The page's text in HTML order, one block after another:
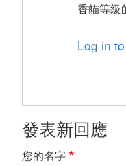
香貓等級
Log in
發表新回應
您的名字